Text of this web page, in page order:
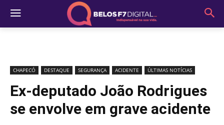
CHAPECÓ DESTAQUE SEGURANÇA ACIDENTE ÚLTIMAS NOTÍCIAS
Ex-deputado João Rodrigues
se envolve em grave acidente